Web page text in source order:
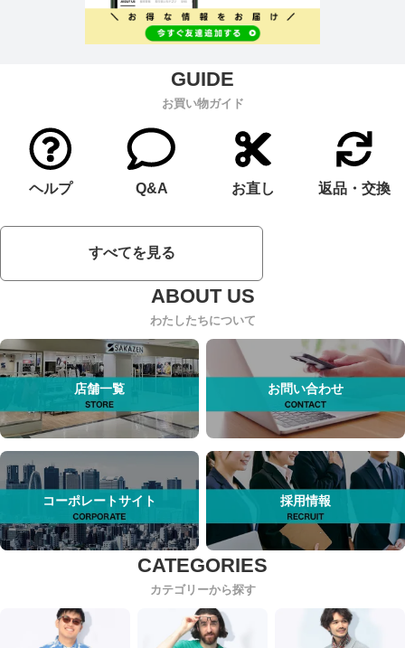
お買い物ガイド
ヘルプ Q&A お直し 返品・交換
すべてを見る
わたしたちについて
店舗一覧 お問い合わせ
コーポレートサイト 採用情報
カテゴリーから探す